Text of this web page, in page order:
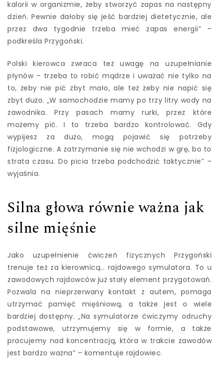
kalorii w organizmie, żeby stworzyć zapas na następny
dzień. Pewnie dałoby się jeść bardziej dietetycznie, ale
przez dwa tygodnie trzeba mieć zapas energii” –
podkreśla Przygoński.
Polski kierowca zwraca też uwagę na uzupełnianie
płynów – trzeba to robić mądrze i uważać nie tylko na
to, żeby nie pić zbyt mało, ale też żeby nie napić się
zbyt dużo. „W samochodzie mamy po trzy litry wody na
zawodnika. Przy pasach mamy rurki, przez które
możemy pić. I to trzeba bardzo kontrolować. Gdy
wypijesz za dużo, mogą pojawić się potrzeby
fizjologiczne. A zatrzymanie się nie wchodzi w grę, bo to
strata czasu. Do picia trzeba podchodzić taktycznie” –
wyjaśnia.
Silna głowa równie ważna jak
silne mięśnie
Jako uzupełnienie ćwiczeń fizycznych Przygoński
trenuje też za kierownicą… rajdowego symulatora. To u
zawodowych rajdowców już stały element przygotowań.
Pozwala na nieprzerwany kontakt z autem, pomaga
utrzymać pamięć mięśniową, a także jest o wiele
bardziej dostępny. „Na symulatorze ćwiczymy odruchy
podstawowe, utrzymujemy się w formie, a także
pracujemy nad koncentracją, która w trakcie zawodów
jest bardzo ważna” – komentuje rajdowiec.